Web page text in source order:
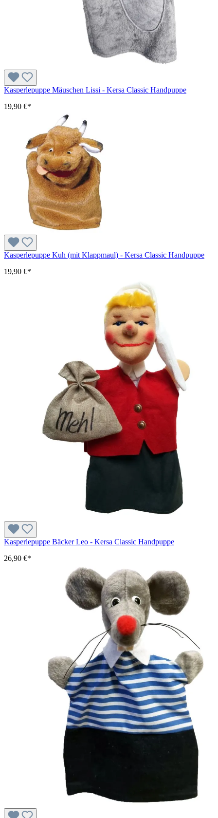
Kasperlepuppe Mäuschen Lissi - Kersa Classic Handpuppe
19,90 €*
Kasperlepuppe Kuh (mit Klappmaul) - Kersa Classic Handpuppe
19,90 €*
Kasperlepuppe Bäcker Leo - Kersa Classic Handpuppe
26,90 €*